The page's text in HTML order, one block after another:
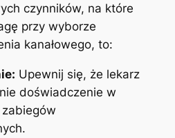
czynników, na⁢ które
przy wyborze
kanałowego, to:
Upewnij się,⁢ że lekarz
doświadczenie w